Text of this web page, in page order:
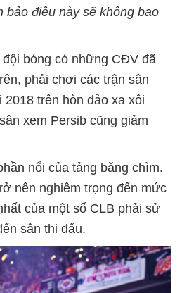
bảo điều này sẽ không bao
bóng có những CĐV đã
phải chơi các trận sân
trên hòn đảo xa xôi
xem Persib cũng giảm
nổi của tảng băng chìm.
nên nghiêm trọng đến mức
của một số CLB phải sử
sân thi đấu.